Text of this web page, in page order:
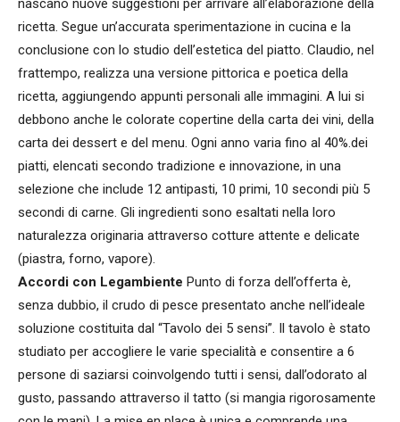
nascano nuove suggestioni per arrivare all’elaborazione della
ricetta. Segue un’accurata sperimentazione in cucina e la
conclusione con lo studio dell’estetica del piatto. Claudio, nel
frattempo, realizza una versione pittorica e poetica della
ricetta, aggiungendo appunti personali alle immagini. A lui si
debbono anche le colorate copertine della carta dei vini, della
carta dei dessert e del menu. Ogni anno varia fino al 40%.dei
piatti, elencati secondo tradizione e innovazione, in una
selezione che include 12 antipasti, 10 primi, 10 secondi più 5
secondi di carne. Gli ingredienti sono esaltati nella loro
naturalezza originaria attraverso cotture attente e delicate
(piastra, forno, vapore).
Accordi con Legambiente Punto di forza dell’offerta è,
senza dubbio, il crudo di pesce presentato anche nell’ideale
soluzione costituita dal “Tavolo dei 5 sensi”. Il tavolo è stato
studiato per accogliere le varie specialità e consentire a 6
persone di saziarsi coinvolgendo tutti i sensi, dall’odorato al
gusto, passando attraverso il tatto (si mangia rigorosamente